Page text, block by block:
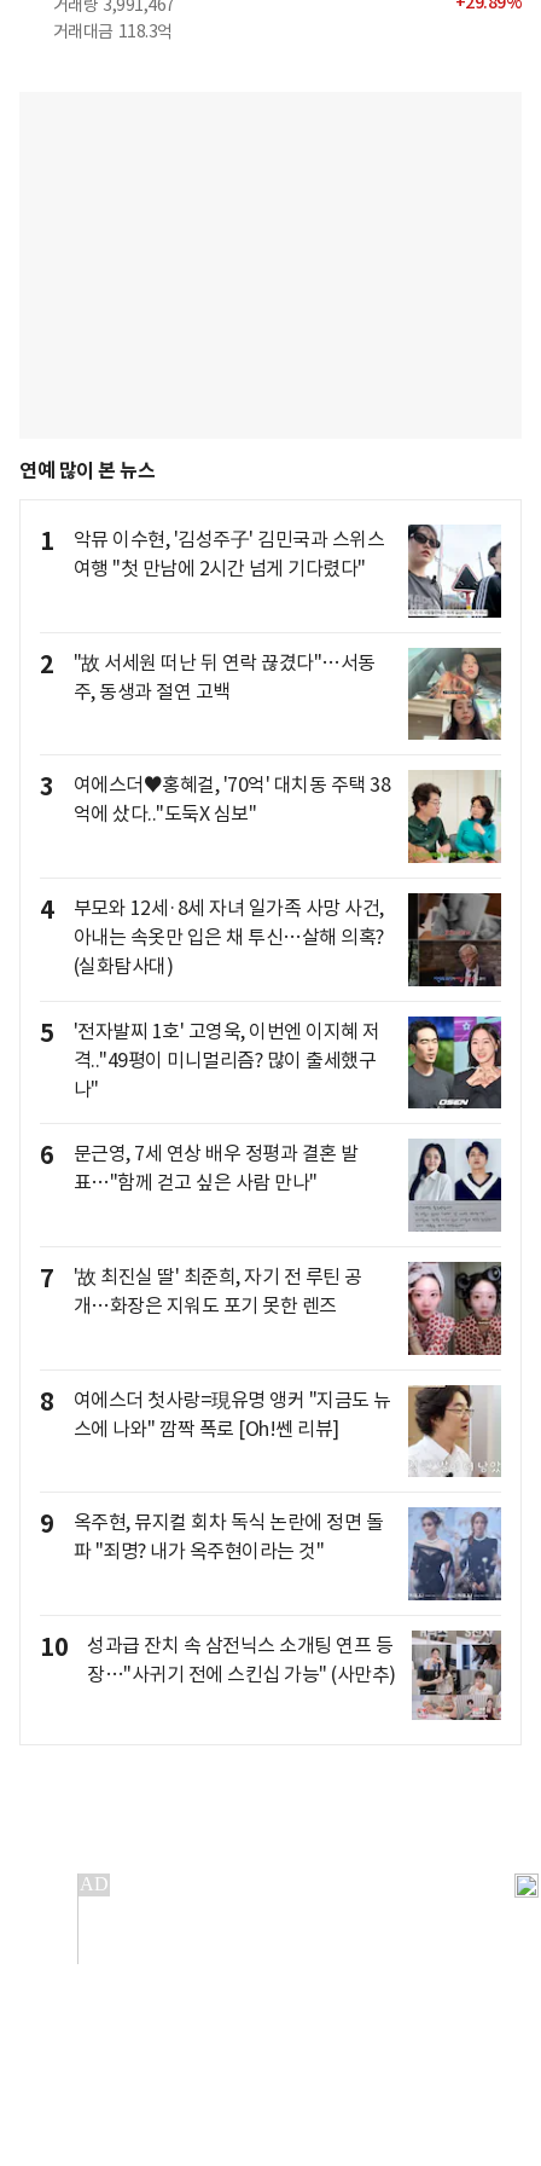
거래량 3,991,467
거래대금 118.3억
연예 많이 본 뉴스
1
악뮤 이수현, '김성주子' 김민국과 스위스
여행 "첫 만남에 2시간 넘게 기다렸다"
2
"故 서세원 떠난 뒤 연락 끊겼다"…서동
주, 동생과 절연 고백
3
여에스더♥홍혜걸, '70억' 대치동 주택 38
억에 샀다.."도둑X 심보"
4
부모와 12세·8세 자녀 일가족 사망 사건,
아내는 속옷만 입은 채 투신…살해 의혹?
(실화탐사대)
5
'전자발찌 1호' 고영욱, 이번엔 이지혜 저
격.."49평이 미니멀리즘? 많이 출세했구
나"
6
문근영, 7세 연상 배우 정평과 결혼 발
표…"함께 걷고 싶은 사람 만나"
7
'故 최진실 딸' 최준희, 자기 전 루틴 공
개…화장은 지워도 포기 못한 렌즈
8
여에스더 첫사랑=現유명 앵커 "지금도 뉴
스에 나와" 깜짝 폭로 [Oh!쎈 리뷰]
9
옥주현, 뮤지컬 회차 독식 논란에 정면 돌
파 "죄명? 내가 옥주현이라는 것"
10
성과급 잔치 속 삼전닉스 소개팅 연프 등
장…"사귀기 전에 스킨십 가능" (사만추)